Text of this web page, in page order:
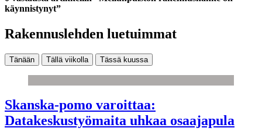
käynnistynyt”
Rakennuslehden luetuimmat
Tänään Tällä viikolla Tässä kuussa
Skanska-pomo varoittaa:
Datakeskustyömaita uhkaa osaajapula